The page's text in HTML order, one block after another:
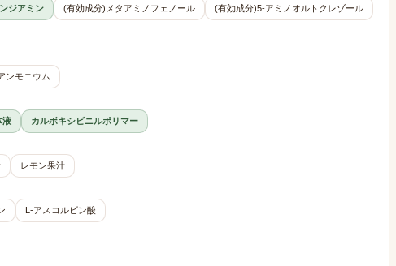
ジアミン (有効成分)メタアミノフェノール (有効成分)5-アミノオルトクレゾール
ンモニウム
液
カルボキシビニルポリマー
レモン果汁
L-アスコルビン酸